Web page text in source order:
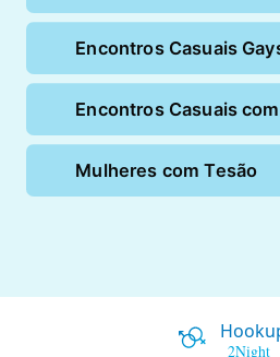
Encontros Casuais
Encontros Casuais
Mulheres com Tesão